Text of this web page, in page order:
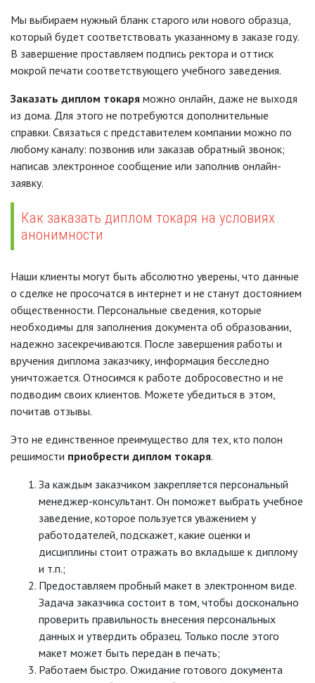
Мы выбираем нужный бланк старого или нового образца,
который будет соответствовать указанному в заказе году.
В завершение проставляем подпись ректора и оттиск
мокрой печати соответствующего учебного заведения.
Заказать диплом токаря можно онлайн, даже не выходя
из дома. Для этого не потребуются дополнительные
справки. Связаться с представителем компании можно по
любому каналу: позвонив или заказав обратный звонок;
написав электронное сообщение или заполнив онлайн-
заявку.
Как заказать диплом токаря на условиях
анонимности
Наши клиенты могут быть абсолютно уверены, что данные
о сделке не просочатся в интернет и не станут достоянием
общественности. Персональные сведения, которые
необходимы для заполнения документа об образовании,
надежно засекречиваются. После завершения работы и
вручения диплома заказчику, информация бесследно
уничтожается. Относимся к работе добросовестно и не
подводим своих клиентов. Можете убедиться в этом,
почитав отзывы.
Это не единственное преимущество для тех, кто полон
решимости приобрести диплом токаря.
За каждым заказчиком закрепляется персональный
менеджер-консультант. Он поможет выбрать учебное
заведение, которое пользуется уважением у
работодателей, подскажет, какие оценки и
дисциплины стоит отражать во вкладыше к диплому
и т.п.;
Предоставляем пробный макет в электронном виде.
Задача заказчика состоит в том, чтобы досконально
проверить правильность внесения персональных
данных и утвердить образец. Только после этого
макет может быть передан в печать;
Работаем быстро. Ожидание готового документа